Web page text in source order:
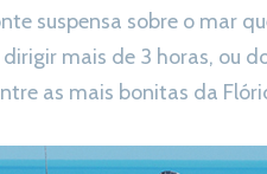
suspensa sobre o mar
mais de 3 horas, ou
as mais bonitas da